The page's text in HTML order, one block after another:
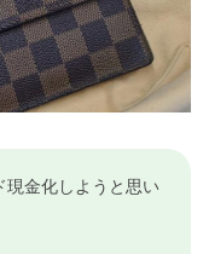
現金化しようと思い